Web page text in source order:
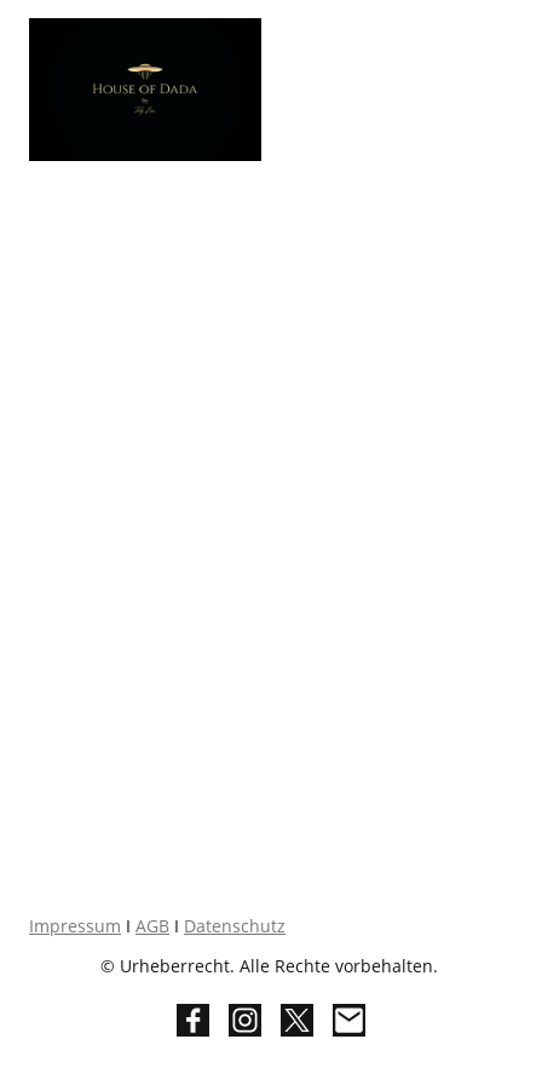
Impressum I AGB I Datenschutz
© Urheberrecht. Alle Rechte vorbehalten.